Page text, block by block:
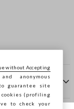
anonymous
guarantee site
cookies (profiling
to check your
without Accepting